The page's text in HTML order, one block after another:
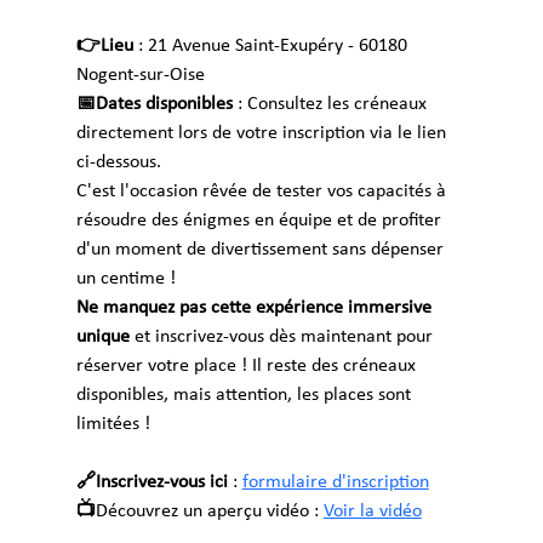
👉Lieu : 21 Avenue Saint-Exupéry - 60180
Nogent-sur-Oise
📅Dates disponibles : Consultez les créneaux
directement lors de votre inscription via le lien
ci-dessous.
C'est l'occasion rêvée de tester vos capacités à
résoudre des énigmes en équipe et de profiter
d'un moment de divertissement sans dépenser
un centime !
Ne manquez pas cette expérience immersive
unique et inscrivez-vous dès maintenant pour
réserver votre place ! Il reste des créneaux
disponibles, mais attention, les places sont
limitées !
🔗Inscrivez-vous ici : formulaire d'inscription
📺Découvrez un aperçu vidéo : Voir la vidéo